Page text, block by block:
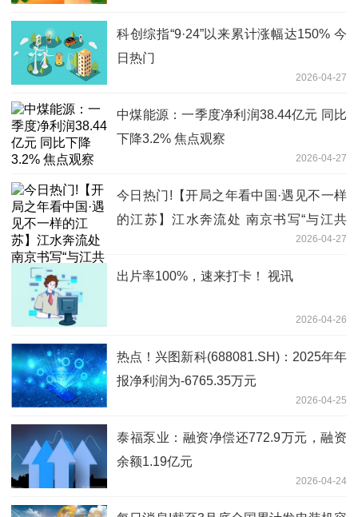
科创综指“9·24”以来累计涨幅达150% 今
日热门
2026-04-27
中煤能源：一季度净利润38.44亿元 同比
下降3.2% 焦点观察
2026-04-27
今日热门!【开局之年看中国·遇见不一样
的江苏】江水奔流处 南京书写“与江共
2026-04-27
出片率100%，速来打卡！ 视讯
2026-04-26
热点！兴图新科(688081.SH)：2025年年
报净利润为-6765.35万元
2026-04-25
泰福泵业：融资净偿还772.9万元，融资
余额1.19亿元
2026-04-24